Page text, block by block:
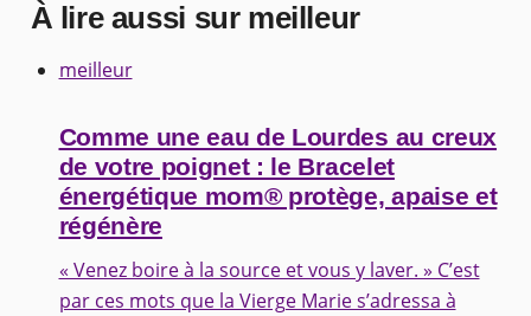
À lire aussi sur meilleur
meilleur
Comme une eau de Lourdes au creux
de votre poignet : le Bracelet
énergétique mom® protège, apaise et
régénère
« Venez boire à la source et vous y laver. » C’est
par ces mots que la Vierge Marie s’adressa à